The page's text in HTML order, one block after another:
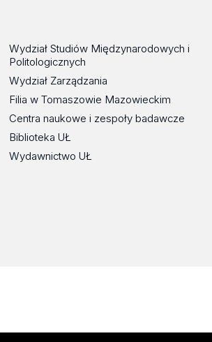
Wydział Studiów Międzynarodowych i
Politologicznych
Wydział Zarządzania
Filia w Tomaszowie Mazowieckim
Centra naukowe i zespoły badawcze
Biblioteka UŁ
Wydawnictwo UŁ